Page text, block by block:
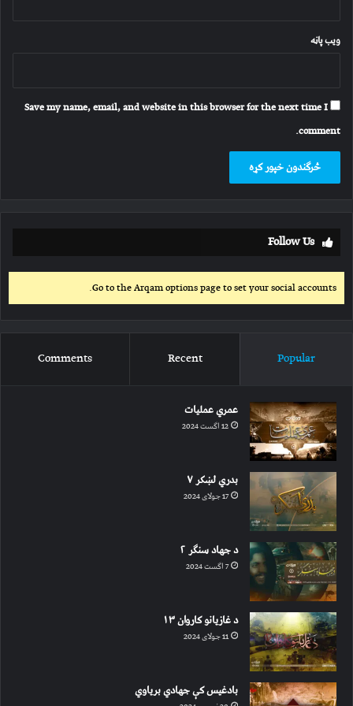
ویب پاڼه
Save my name, email, and website in this browser for the next time I
comment.
Follow Us
Go to the Arqam options page to set your social accounts.
Popular
Recent
Comments
عمري عملیات
12 اگست 2024
بدري لښکر ۷
17 جولای 2024
د جهاد سنګر ۲
7 اگست 2024
د غازیانو کاروان ۱۳
11 جولای 2024
بادغیس کې جهادي بریاوي